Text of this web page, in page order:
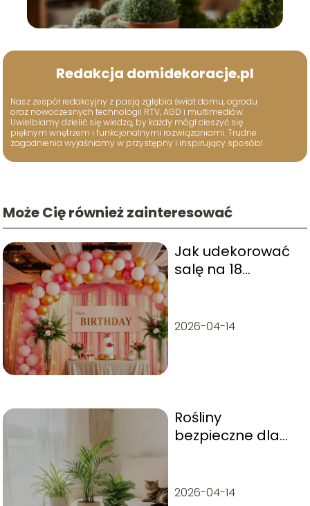
Redakcja domidekoracje.pl
Nasz zespół redakcyjny z pasją zgłębia świat domu, ogrodu
oraz nowoczesnych technologii RTV, AGD i multimediów.
Uwielbiamy dzielić się wiedzą, by każdy mógł cieszyć się
pięknym wnętrzem i funkcjonalnymi rozwiązaniami. Trudne
zagadnienia wyjaśniamy w przystępny i inspirujący sposób!
Może Cię również zainteresować
Jak udekorować
salę na 18
porady i
2026-04-14
Rośliny
bezpieczne dla
domu
2026-04-14